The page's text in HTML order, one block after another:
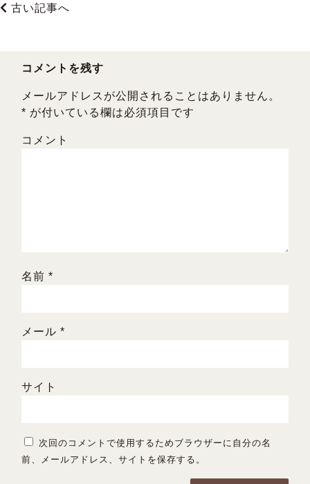
e
o
k
er
古い記事へ
コメントを残す
メールアドレスが公開されることはありません。
* が付いている欄は必須項目です
コメント
名前*
メール*
サイト
次回のコメントで使用するためブラウザーに自分の名
前、メールアドレス、サイトを保存する。